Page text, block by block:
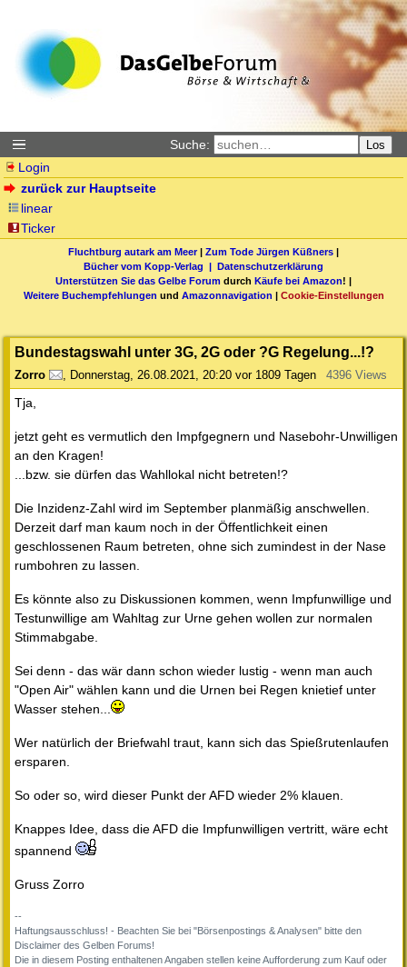
Suche: Los
Login
zurück zur Hauptseite
linear
Ticker
Fluchtburg autark am Meer| Zum Tode Jürgen Küßners |
Bücher vom Kopp-Verlag | Datenschutzerklärung
Unterstützen Sie das Gelbe Forum durch Käufe bei Amazon! |
Weitere Buchempfehlungen und Amazonnavigation | Cookie-Einstellungen
Bundestagswahl unter 3G, 2G oder ?G Regelung...!?
Zorro , Donnerstag, 26.08.2021, 20:20 vor 1809 Tagen 4396 Views
Tja,
jetzt geht es vermutlich den Impfgegnern und Nasebohr-Unwilligen
an den Kragen!
...bzw. sie dürfen das Wahllokal nicht betreten!?
Die Inzidenz-Zahl wird im September planmäßig anschwellen.
Derzeit darf man kaum noch in der Öffentlichkeit einen
geschlossenen Raum betreten, ohne sich zumindest in der Nase
rumbohren zu lassen.
Es könnte also zu Diskussionen kommen, wenn Impfunwillige und
Testunwillige am Wahltag zur Urne gehen wollen zur normalen
Stimmabgabe.
Sei denn - das wär dann schon wieder lustig - wenn man auch
"Open Air" wählen kann und die Urnen bei Regen knietief unter
Wasser stehen...
Wer natürlich der Briefwahl traut, kann sich das Spießrutenlaufen
ersparen.
So oder so, wird dieser Punkt der AFD wieder 2% klauen.
Knappes Idee, dass die AFD die Impfunwilligen vertritt, wäre echt
spannend
Gruss Zorro
--
Haftungsausschluss! - Beachten Sie bei "Börsenpostings & Analysen" bitte den
Disclaimer des Gelben Forums!
Die in diesem Posting enthaltenen Angaben stellen keine Aufforderung zum Kauf oder